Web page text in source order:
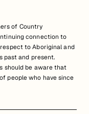
of Country
connection to
to Aboriginal and
past and present.
should be aware that
people who have since